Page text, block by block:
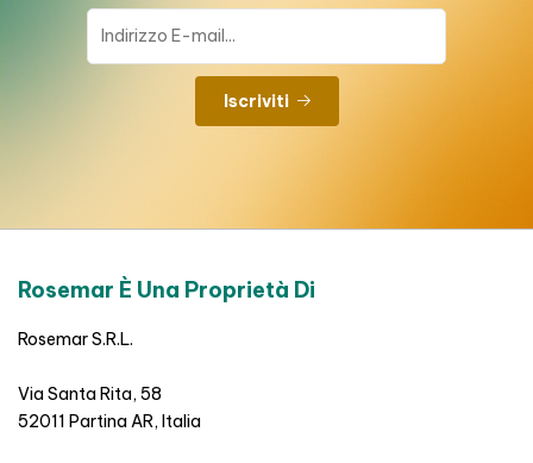
Iscriviti
Rosemar È Una Proprietà Di
Rosemar S.R.L.
Via Santa Rita, 58
52011 Partina AR, Italia